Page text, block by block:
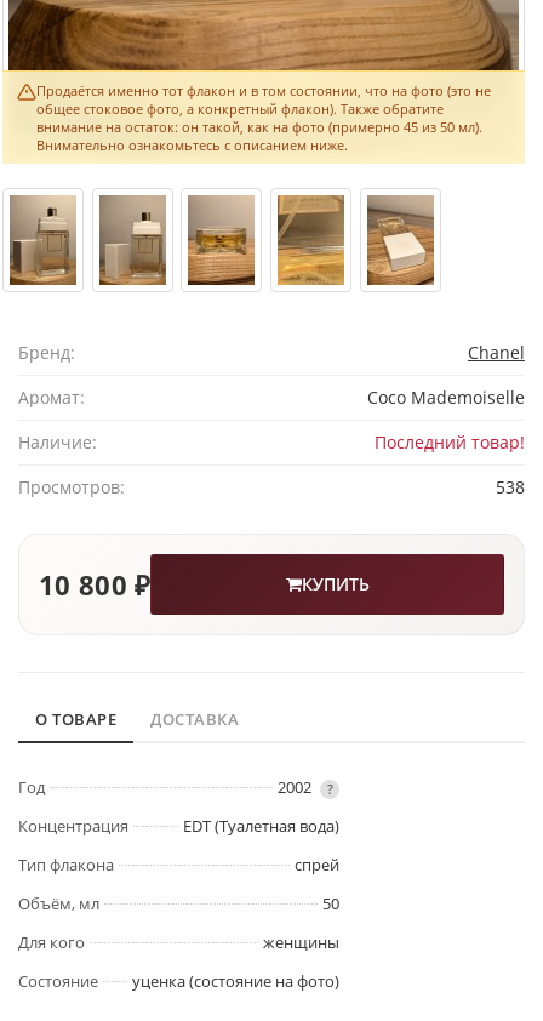
Продаётся именно тот флакон и в том состоянии, что на фото (это не
общее стоковое фото, а конкретный флакон). Также обратите
внимание на остаток: он такой, как на фото (примерно 45 из 50 мл).
Внимательно ознакомьтесь с описанием ниже.
Бренд:
Chanel
Аромат:
Coco Mademoiselle
Наличие:
Последний товар!
Просмотров:
538
10 800 ₽ КУПИТЬ
О ТОВАРЕ ДОСТАВКА
Год 2002 ?
Концентрация
EDT (Туалетная вода)
Тип флакона
спрей
Объём, мл
50
Для кого
женщины
Состояние
уценка (состояние на фото)